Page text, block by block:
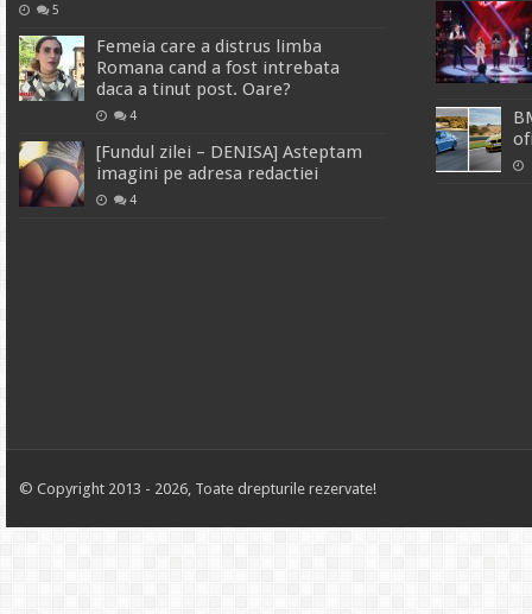
5
Femeia care a distrus limba
Romana cand a fost intrebata
daca a tinut post. Oare?
4
[Fundul zilei – DENISA] Asteptam
imagini pe adresa redactiei
4
© Copyright 2013 - 2026, Toate drepturile rezervate!